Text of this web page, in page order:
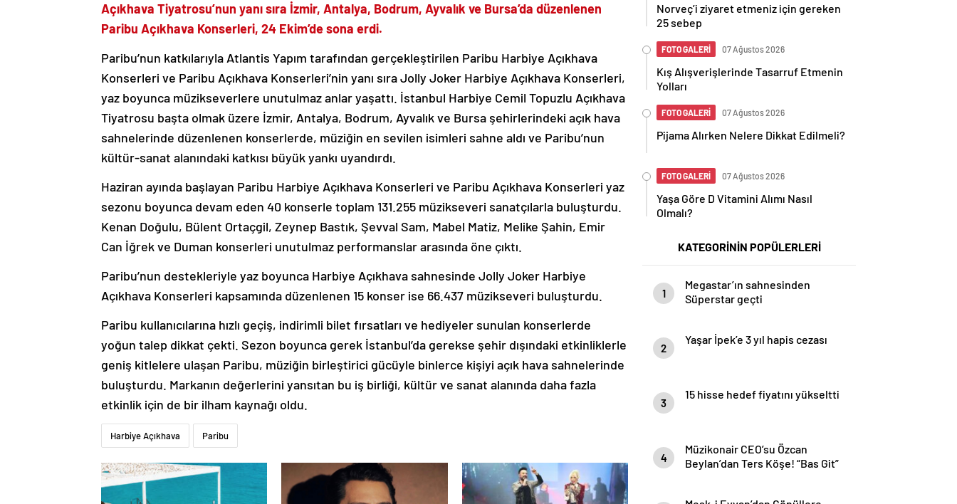
Açıkhava Tiyatrosu’nun yanı sıra İzmir, Antalya, Bodrum, Ayvalık ve Bursa’da düzenlenen
Paribu Açıkhava Konserleri, 24 Ekim’de sona erdi.
Paribu’nun katkılarıyla Atlantis Yapım tarafından gerçekleştirilen Paribu Harbiye Açıkhava
Konserleri ve Paribu Açıkhava Konserleri’nin yanı sıra Jolly Joker Harbiye Açıkhava Konserleri,
yaz boyunca müzikseverlere unutulmaz anlar yaşattı. İstanbul Harbiye Cemil Topuzlu Açıkhava
Tiyatrosu başta olmak üzere İzmir, Antalya, Bodrum, Ayvalık ve Bursa şehirlerindeki açık hava
sahnelerinde düzenlenen konserlerde, müziğin en sevilen isimleri sahne aldı ve Paribu’nun
kültür-sanat alanındaki katkısı büyük yankı uyandırdı.
Haziran ayında başlayan Paribu Harbiye Açıkhava Konserleri ve Paribu Açıkhava Konserleri yaz
sezonu boyunca devam eden 40 konserle toplam 131.255 müzikseveri sanatçılarla buluşturdu.
Kenan Doğulu, Bülent Ortaçgil, Zeynep Bastık, Şevval Sam, Mabel Matiz, Melike Şahin, Emir
Can İğrek ve Duman konserleri unutulmaz performanslar arasında öne çıktı.
Paribu’nun destekleriyle yaz boyunca Harbiye Açıkhava sahnesinde Jolly Joker Harbiye
Açıkhava Konserleri kapsamında düzenlenen 15 konser ise 66.437 müzikseveri buluşturdu.
Paribu kullanıcılarına hızlı geçiş, indirimli bilet fırsatları ve hediyeler sunulan konserlerde
yoğun talep dikkat çekti. Sezon boyunca gerek İstanbul’da gerekse şehir dışındaki etkinliklerle
geniş kitlelere ulaşan Paribu, müziğin birleştirici gücüyle binlerce kişiyi açık hava sahnelerinde
buluşturdu. Markanın değerlerini yansıtan bu iş birliği, kültür ve sanat alanında daha fazla
etkinlik için de bir ilham kaynağı oldu.
Harbiye Açıkhava Paribu
Norveç’i ziyaret etmeniz için gereken
25 sebep
FOTO GALERİ 07 Ağustos 2026
Kış Alışverişlerinde Tasarruf Etmenin
Yolları
FOTO GALERİ 07 Ağustos 2026
Pijama Alırken Nelere Dikkat Edilmeli?
FOTO GALERİ 07 Ağustos 2026
Yaşa Göre D Vitamini Alımı Nasıl
Olmalı?
KATEGORİNİN POPÜLERLERİ
1
Megastar’ın sahnesinden
Süperstar geçti
2
Yaşar İpek’e 3 yıl hapis cezası
3
15 hisse hedef fiyatını yükseltti
4
Müzikonair CEO’su Özcan
Beylan’dan Ters Köşe! “Bas Git”